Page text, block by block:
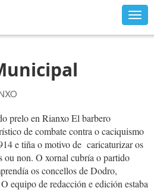
prelo en Rianxo El barbero
de combate contra o caciquismo
e tiña o motivo de caricaturizar os
ou non. O xornal cubría o partido
os concellos de Dodro,
equipo de redacción e edición estaba